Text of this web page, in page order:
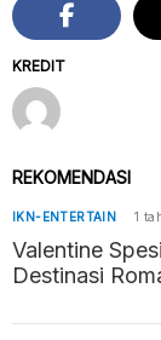
KREDIT
REKOMENDASI
IKN-ENTERTAIN 1
Valentine
Destinasi